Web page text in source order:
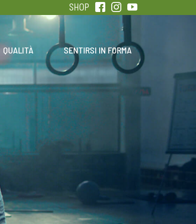
SHOP
QUALITÀ SENTIRSI IN FORMA